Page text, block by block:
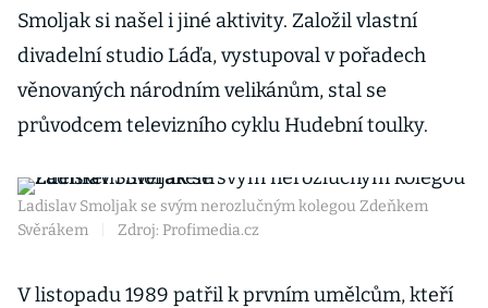
Smoljak si našel i jiné aktivity. Založil vlastní
divadelní studio Láďa, vystupoval v pořadech
věnovaných národním velikánům, stal se
průvodcem televizního cyklu Hudební toulky.
Ladislav Smoljak se svým nerozlučným kolegou Zdeňkem
Svěrákem
Zdroj: Profimedia.cz
V listopadu 1989 patřil k prvním umělcům, kteří